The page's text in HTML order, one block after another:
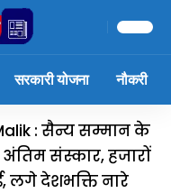
सरकारी योजना नौकरी
: सैन्य सम्मान के
संस्कार, हजारों
लगे देशभक्ति नारे